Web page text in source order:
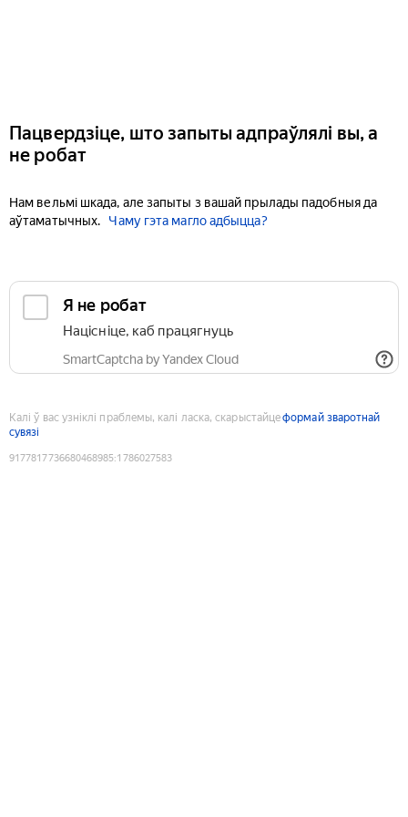
Пацвердзіце, што запыты адпраўлялі вы, а
не робат
Нам вельмі шкада, але запыты з вашай прылады падобныя да
аўтаматычных.
Чаму гэта магло адбыцца?
Я не робат
Націсніце, каб працягнуць
SmartCaptcha by Yandex Cloud
Калі ў вас узніклі праблемы, калі ласка, скарыстайцеформай зваротнай
сувязі
9177817736680468985:1786027583